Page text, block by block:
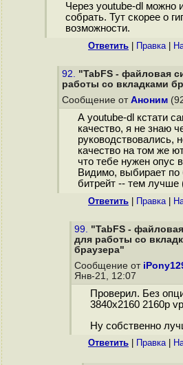
Через youtube-dl можно
собрать. Тут скорее о
возможности.
Ответить Правка|
92. "TabFS - файловая
работы со вкладками
Сообщение от Аноним
А youtube-dl кстати
качество, я не знаю
руководствовались,
качество на том же
что тебе нужен опус
Видимо, выбирает
битрейт -- тем лучше
Ответить Правка|
99. "TabFS -
для работы со
браузера"
Сообщение от
Янв-21, 12:07
Проверил. Без
3840x2160 2160p
Ну собственно
Ответить Правка|